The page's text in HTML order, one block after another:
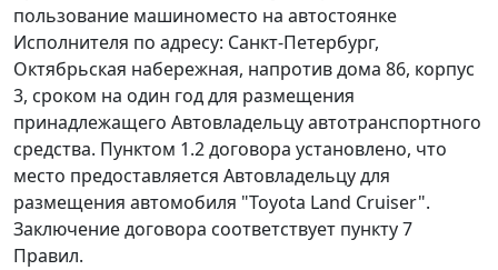
пользование машиноместо на автостоянке
Исполнителя по адресу: Санкт-Петербург,
Октябрьская набережная, напротив дома 86, корпус
3, сроком на один год для размещения
принадлежащего Автовладельцу автотранспортного
средства. Пунктом 1.2 договора установлено, что
место предоставляется Автовладельцу для
размещения автомобиля "Toyota Land Cruiser".
Заключение договора соответствует пункту 7
Правил.